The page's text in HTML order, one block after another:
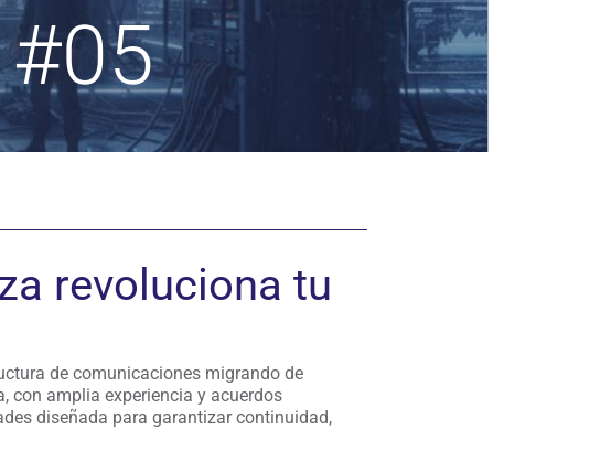
revoluciona tu
de comunicaciones migrando de
con amplia experiencia y acuerdos
diseñada para garantizar continuidad,